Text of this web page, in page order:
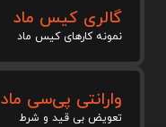
گالری کیس ماد
نمونه کارهای کیس ماد
وارانتی پی‌سی ماد
تعویض بی قید و شرط